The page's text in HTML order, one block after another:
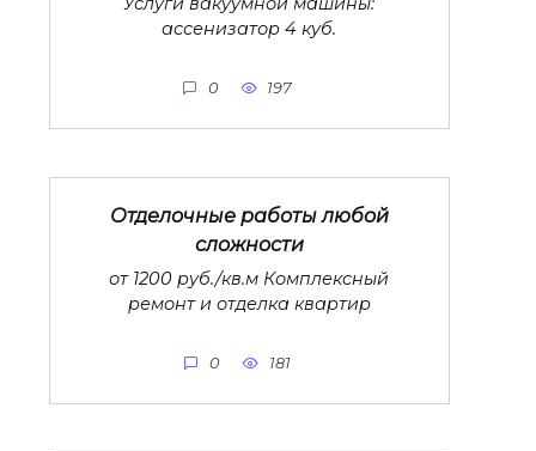
ассенизатор 4 куб.
0 197
Отделочные работы любой
сложности
от 1200 руб./кв.м Комплексный
ремонт и отделка квартир
0 181